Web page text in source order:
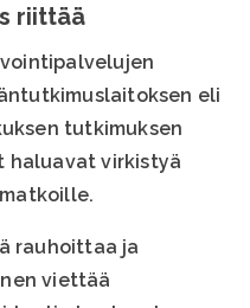
riittää
eli
tutkimuksen
haluavat virkistyä
rauhoittaa ja
viettää